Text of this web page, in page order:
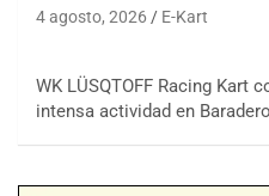
4 agosto, 2026 E-Kart
WK LÜSQTOFF Racing Kart
intensa actividad en
COBERTURA ESPECIAL DE E-